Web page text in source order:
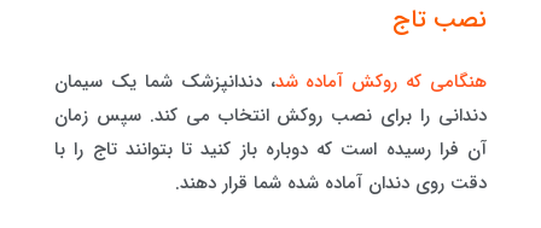
نصب تاج
هنگامی که روکش آماده شد، دندانپزشک شما یک سیمان
دندانی را برای نصب روکش انتخاب می کند. سپس زمان
آن فرا رسیده است که دوباره باز کنید تا بتوانند تاج را با
دقت روی دندان آماده شده شما قرار دهند.